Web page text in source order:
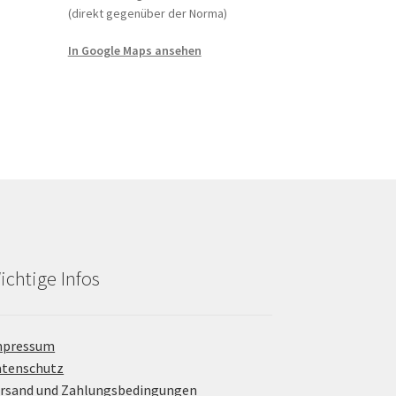
(direkt gegenüber der Norma)
In Google Maps ansehen
Infos
und Zahlungsbedingungen